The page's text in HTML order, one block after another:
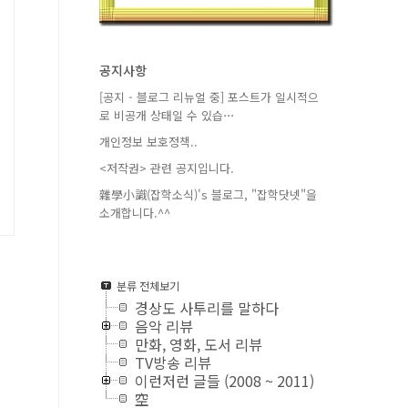
공지사항
[공지 - 블로그 리뉴얼 중] 포스트가 일시적으
로 비공개 상태일 수 있습⋯
개인정보 보호정책..
<저작권> 관련 공지입니다.
雜學小識(잡학소식)'s 블로그, "잡학닷넷"을
소개합니다.^^
분류 전체보기
경상도 사투리를 말하다
음악 리뷰
만화, 영화, 도서 리뷰
TV방송 리뷰
이런저런 글들 (2008 ~ 2011)
空